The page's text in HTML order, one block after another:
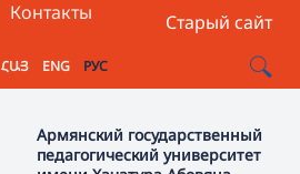
Старый сайт
Контакты
ՀԱՅ ENG РУС
Армянский государственный
педагогический университет